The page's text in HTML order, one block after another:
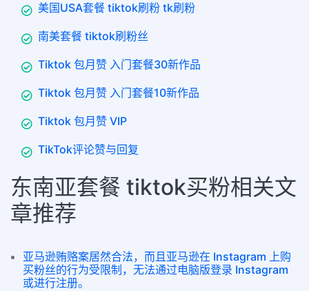
美国USA套餐 tiktok刷粉 tk刷粉
南美套餐 tiktok刷粉丝
Tiktok 包月赞 入门套餐30新作品
Tiktok 包月赞 入门套餐10新作品
Tiktok 包月赞 VIP
TikTok评论赞与回复
东南亚套餐 tiktok买粉相关文
章推荐
亚马逊贿赂案居然合法，而且亚马逊在 Instagram 上购
买粉丝的行为受限制，无法通过电脑版登录 Instagram
或进行注册。